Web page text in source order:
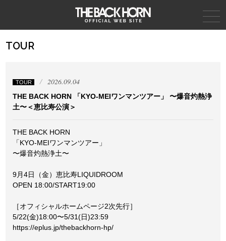
THE BACK HORN
TOUR
TOUR 2026.09.04
THE BACK HORN 「KYO-MEIワンマンツアー」 〜爆音灼熱浄
土〜＜恵比寿公演＞
THE BACK HORN
「KYO-MEIワンマンツアー」
〜爆音灼熱浄土〜
9月4日（金）恵比寿LIQUIDROOM
OPEN 18:00/START19:00
［オフィシャルホームページ2次先行］
5/22(金)18:00〜5/31(日)23:59
https://eplus.jp/thebackhorn-hp/